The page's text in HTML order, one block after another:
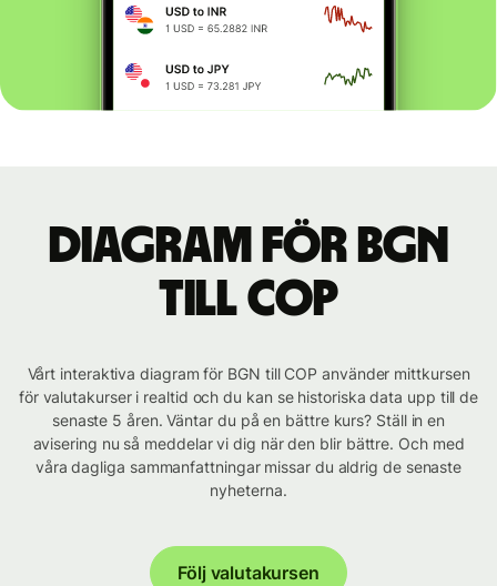
Diagram för BGN
till COP
Vårt interaktiva diagram för BGN till COP använder mittkursen
för valutakurser i realtid och du kan se historiska data upp till de
senaste 5 åren. Väntar du på en bättre kurs? Ställ in en
avisering nu så meddelar vi dig när den blir bättre. Och med
våra dagliga sammanfattningar missar du aldrig de senaste
nyheterna.
Följ valutakursen